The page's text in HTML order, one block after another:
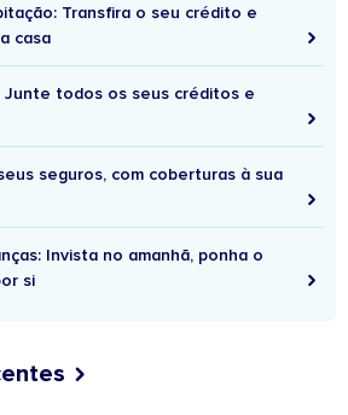
Transfira o seu crédito e
casa
Junte todos os seus créditos e
seguros, com coberturas à sua
Invista no amanhã, ponha o
si